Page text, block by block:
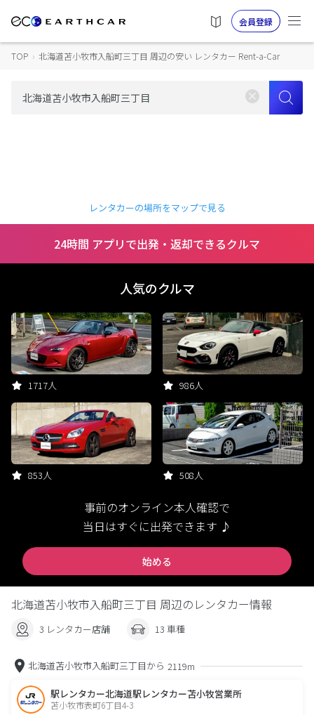
会員登録
TOP › 北海道苫小牧市入船町三丁目 周辺の安い レンタカー Rent-a-Car
レンタカーの場所をマップで見る
24時間 アプリで出発・返却できるクルマ
人気のクルマ
1717人 986人
853人 508人
事前のオンライン本人確認で
当日はすぐに出発できます ♪
始める
北海道苫小牧市入船町三丁目 周辺のレンタカー情報
3 レンタカー店舗 13 車種
北海道苫小牧市入船町三丁目から 2119m
駅レンタカー北海道駅レンタカー苫小牧営業所
苫小牧市表町6丁目4-3